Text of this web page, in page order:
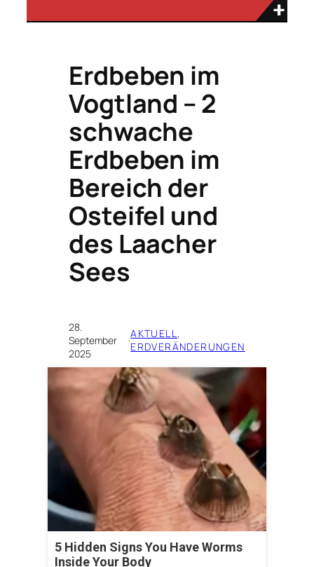
Erdbeben im
Vogtland – 2
schwache
Erdbeben im
Bereich der
Osteifel und
des Laacher
Sees
28.
September
2025
·AKTUELL
ERDVERÄNDERUNGEN
5 Hidden Signs You Have Worms
Inside Your Body